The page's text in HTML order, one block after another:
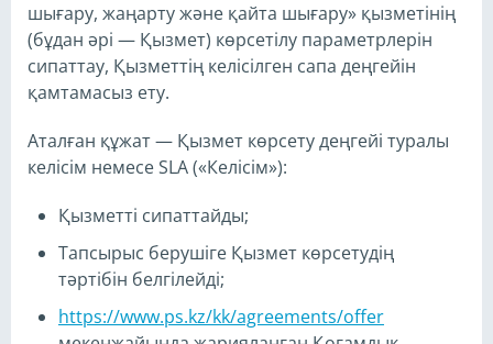
шығару, жаңарту және қайта шығару» қызметінің
(бұдан әрі — Қызмет) көрсетілу параметрлерін
сипаттау, Қызметтің келісілген сапа деңгейін
қамтамасыз ету.
Аталған құжат — Қызмет көрсету деңгейі туралы
келісім немесе SLA («Келісім»):
Қызметті сипаттайды;
Тапсырыс берушіге Қызмет көрсетудің
тәртібін белгілейді;
https://www.ps.kz/kk/agreements/offer